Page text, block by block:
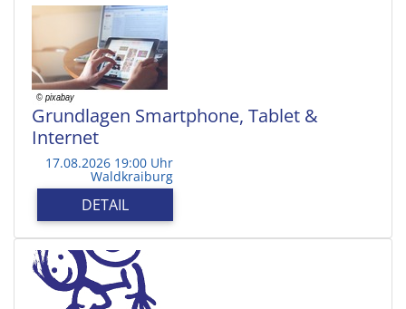
Grundlagen Smartphone, Tablet &
Internet
17.08.2026 19:00 Uhr
Waldkraiburg
DETAIL